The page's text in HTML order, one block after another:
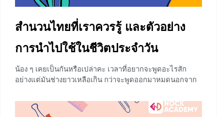
ถ้อยคำ การรวมข้อความยาว ๆ ให้สั้น โดยนำถ้อยคำเพียงไม่กี่
คำมาเรียงร้อย
สำนวนไทยที่เราควรรู้ และตัวอย่าง
การนำไปใช้ในชีวิตประจำวัน
น้อง ๆ เคยเป็นกันหรือเปล่าคะ เวลาที่อยากจะพูดอะไรสัก
อย่างแต่มันช่างยาวเหลือเกิน กว่าจะพูดออกมาหมดนอกจาก
เป็นไปได้ เพราะอย่างนั้นแหละค่ะในภาษาไทยของเราจึงต้อง
มีสิ่งที่เรียกว่าสำนวนขึ้นมาเพื่อใช้บอกเล่าเรื่องราวที่ถูกกลั่น